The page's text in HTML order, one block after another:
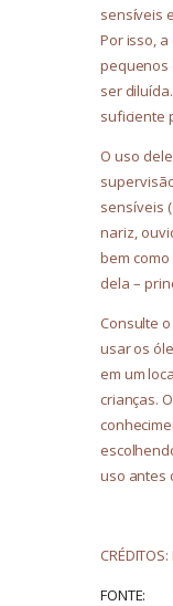
sensíveis
Por isso,
pequenos
ser
suficiente
O uso
sensíveis
nariz,
bem
dela –
Consulte
usar os
em um
crianças.
uso antes
FONTE: